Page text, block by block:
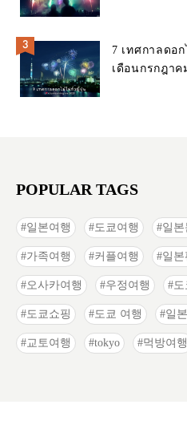
7 เทศกาลดอ
เดือนกรกฎาค
POPULAR TAGS
일본여행 도쿄여행 일
가족여행 커플여행 일본
오사카여행 우정여행 도
도쿄쇼핑 도쿄 여행 일
교토여행 tokyo 먹방여행